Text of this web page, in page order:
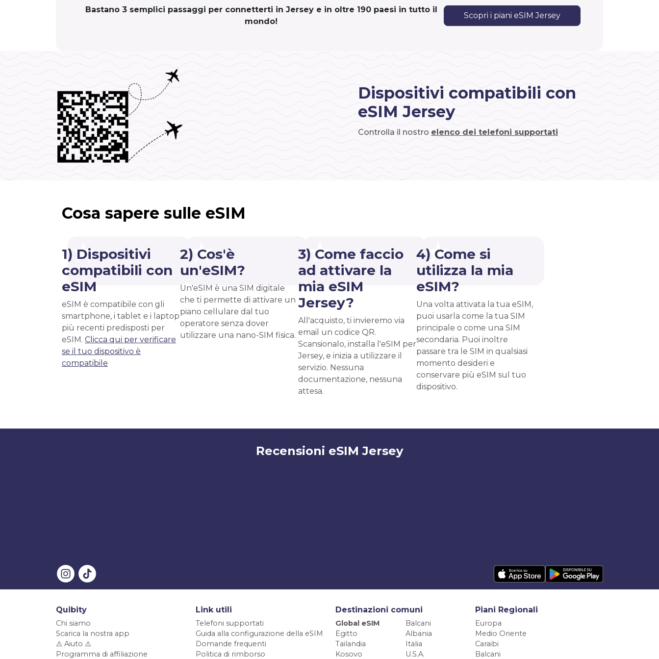
Bastano 3 semplici passaggi per connetterti in Jersey e in oltre 190 paesi in tutto il
mondo!
Scopri i piani eSIM Jersey
Dispositivi compatibili con
eSIM Jersey
Controlla il nostro elenco dei telefoni supportati
Cosa sapere sulle eSIM
1) Dispositivi
compatibili con
eSIM
eSIM è compatibile con gli
smartphone, i tablet e i laptop
più recenti predisposti per
eSIM. Clicca qui per verificare
se il tuo dispositivo è
compatibile
2) Cos'è
un'eSIM?
Un'eSIM è una SIM digitale
che ti permette di attivare un
piano cellulare dal tuo
operatore senza dover
utilizzare una nano-SIM fisica.
3) Come faccio
ad attivare la
mia eSIM
Jersey?
All'acquisto, ti invieremo via
email un codice QR.
Scansionalo, installa l'eSIM per
Jersey, e inizia a utilizzare il
servizio. Nessuna
documentazione, nessuna
attesa.
4) Come si
utilizza la mia
eSIM?
Una volta attivata la tua eSIM,
puoi usarla come la tua SIM
principale o come una SIM
secondaria. Puoi inoltre
passare tra le SIM in qualsiasi
momento desideri e
conservare più eSIM sul tuo
dispositivo.
Recensioni eSIM Jersey
Quibity
Chi siamo
Scarica la nostra app
⚠️ Aiuto ⚠️
Programma di affiliazione
Link utili
Telefoni supportati
Guida alla configurazione della eSIM
Domande frequenti
Politica di rimborso
Destinazioni comuni
Global eSIM
Balcani
Egitto
Albania
Tailandia
Italia
Kosovo
U.S.A.
Piani Regionali
Europa
Medio Oriente
Caraibi
Balcani